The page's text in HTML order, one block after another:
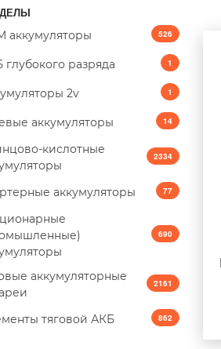
аккумуляторы
526
глубокого разряда 1
2v 1
аккумуляторы 14
кислотные
2334
аккумуляторы 77
690
аккумуляторные
2161
тяговой АКБ 862